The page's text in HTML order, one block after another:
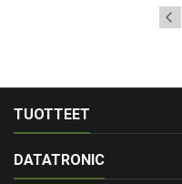
TUOTTEET
DATATRONIC